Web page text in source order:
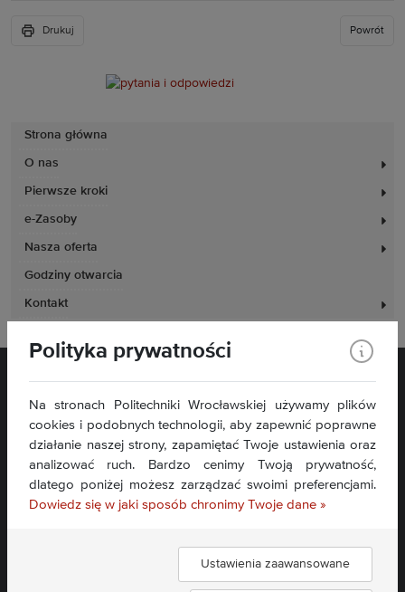
Strona główna
O nas
Pierwsze kroki
e-Zasoby
Nasza oferta
Godziny otwarcia
Kontakt
Drukuj Powrót
Plac Grunwaldzki 11
50-377 Wrocław
Deklaracja dostępności
Polityka prywatności
Na stronach Politechniki Wrocławskiej używamy plików
cookies i podobnych technologii, aby zapewnić poprawne
działanie naszej strony, zapamiętać Twoje ustawienia oraz
analizować ruch. Bardzo cenimy Twoją prywatność,
dlatego poniżej możesz zarządzać swoimi preferencjami.
Dowiedz się w jaki sposób chronimy Twoje dane »
Ustawienia zaawansowane